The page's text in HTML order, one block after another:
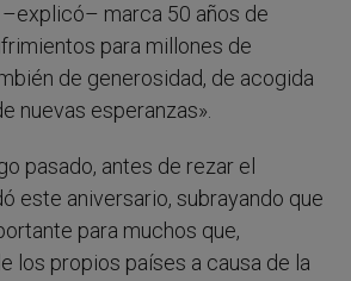
marca 50 años de
para millones de
de generosidad, de acogida
nuevas esperanzas».
pasado, antes de rezar el
este aniversario, subrayando que
para muchos que,
los propios países a causa de la